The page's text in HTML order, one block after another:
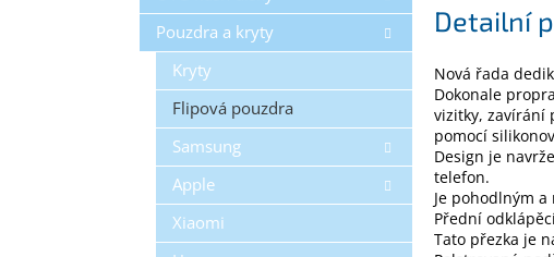
Pouzdra a kryty
Kryty
Flipová pouzdra
Samsung
Apple
Xiaomi
Detailní
Nová řada
Dokonale
vizitky, zavírání
pomocí
Design je
telefon.
Je pohodlným
Přední
Tato přezka je